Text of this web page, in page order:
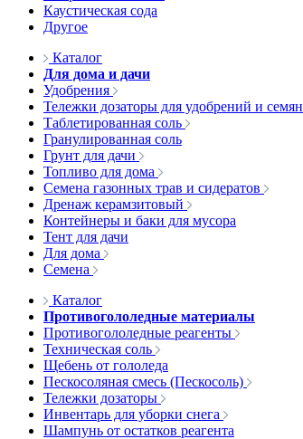
Каустическая сода
Другое
Каталог
Для дома и дачи
Удобрения
Тележки дозаторы для удобрений и семян
Таблетированная соль
Гранулированная соль
Грунт для дачи
Топливо для дома
Семена газонных трав и сидератов
Дренаж керамзитовый
Контейнеры и баки для мусора
Тент для дачи
Для дома
Семена
Каталог
Противогололедные материалы
Противогололедные реагенты
Техническая соль
Щебень от гололеда
Пескосоляная смесь (Пескосоль)
Тележки дозаторы
Инвентарь для уборки снега
Шампунь от остатков реагента